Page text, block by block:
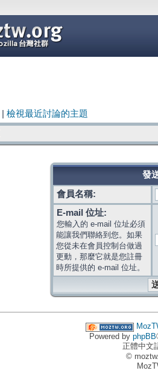
檢視最近討論的主題
發
會員名稱:
E-mail 位址:
您輸入的 e-mail 位址必須
能讓我們聯絡到您。如果
您從未在會員控制台做過
更動，那麼它就是您註冊
時所提供的 e-mail 位址。
Powered by phpBB
正體中文
©